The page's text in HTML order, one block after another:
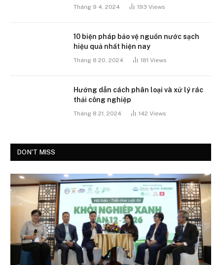
Tháng 9 4, 2024 193 Views
10 biện pháp bảo vệ nguồn nước sạch
hiệu quả nhất hiện nay
Tháng 8 20, 2024 181 Views
Hướng dẫn cách phân loại và xử lý rác
thải công nghiệp
Tháng 8 21, 2024 142 Views
DON'T MISS